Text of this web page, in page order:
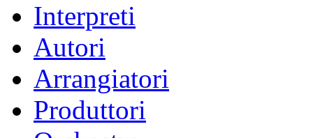
Interpreti
Autori
Arrangiatori
Produttori